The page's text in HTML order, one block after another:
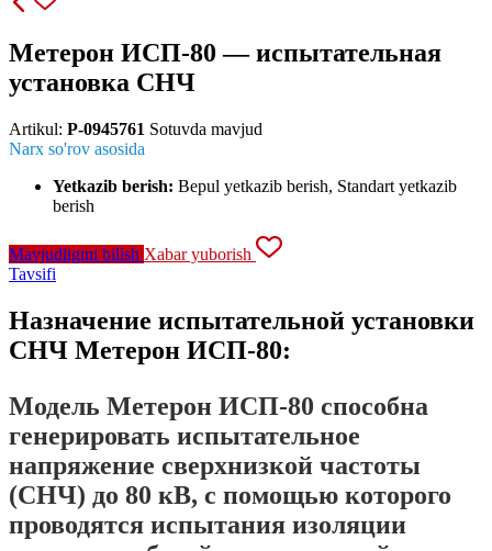
Метерон ИСП-80 — испытательная
установка СНЧ
Artikul: P-0945761 Sotuvda mavjud
Narx so'rov asosida
Yetkazib berish: Bepul yetkazib berish, Standart yetkazib
berish
Mavjudligini bilish Xabar yuborish
Tavsifi
Назначение испытательной установки
СНЧ Метерон ИСП-80:
Модель Метерон ИСП-80 способна
генерировать испытательное
напряжение сверхнизкой частоты
(СНЧ) до 80 кВ, с помощью которого
проводятся испытания изоляции